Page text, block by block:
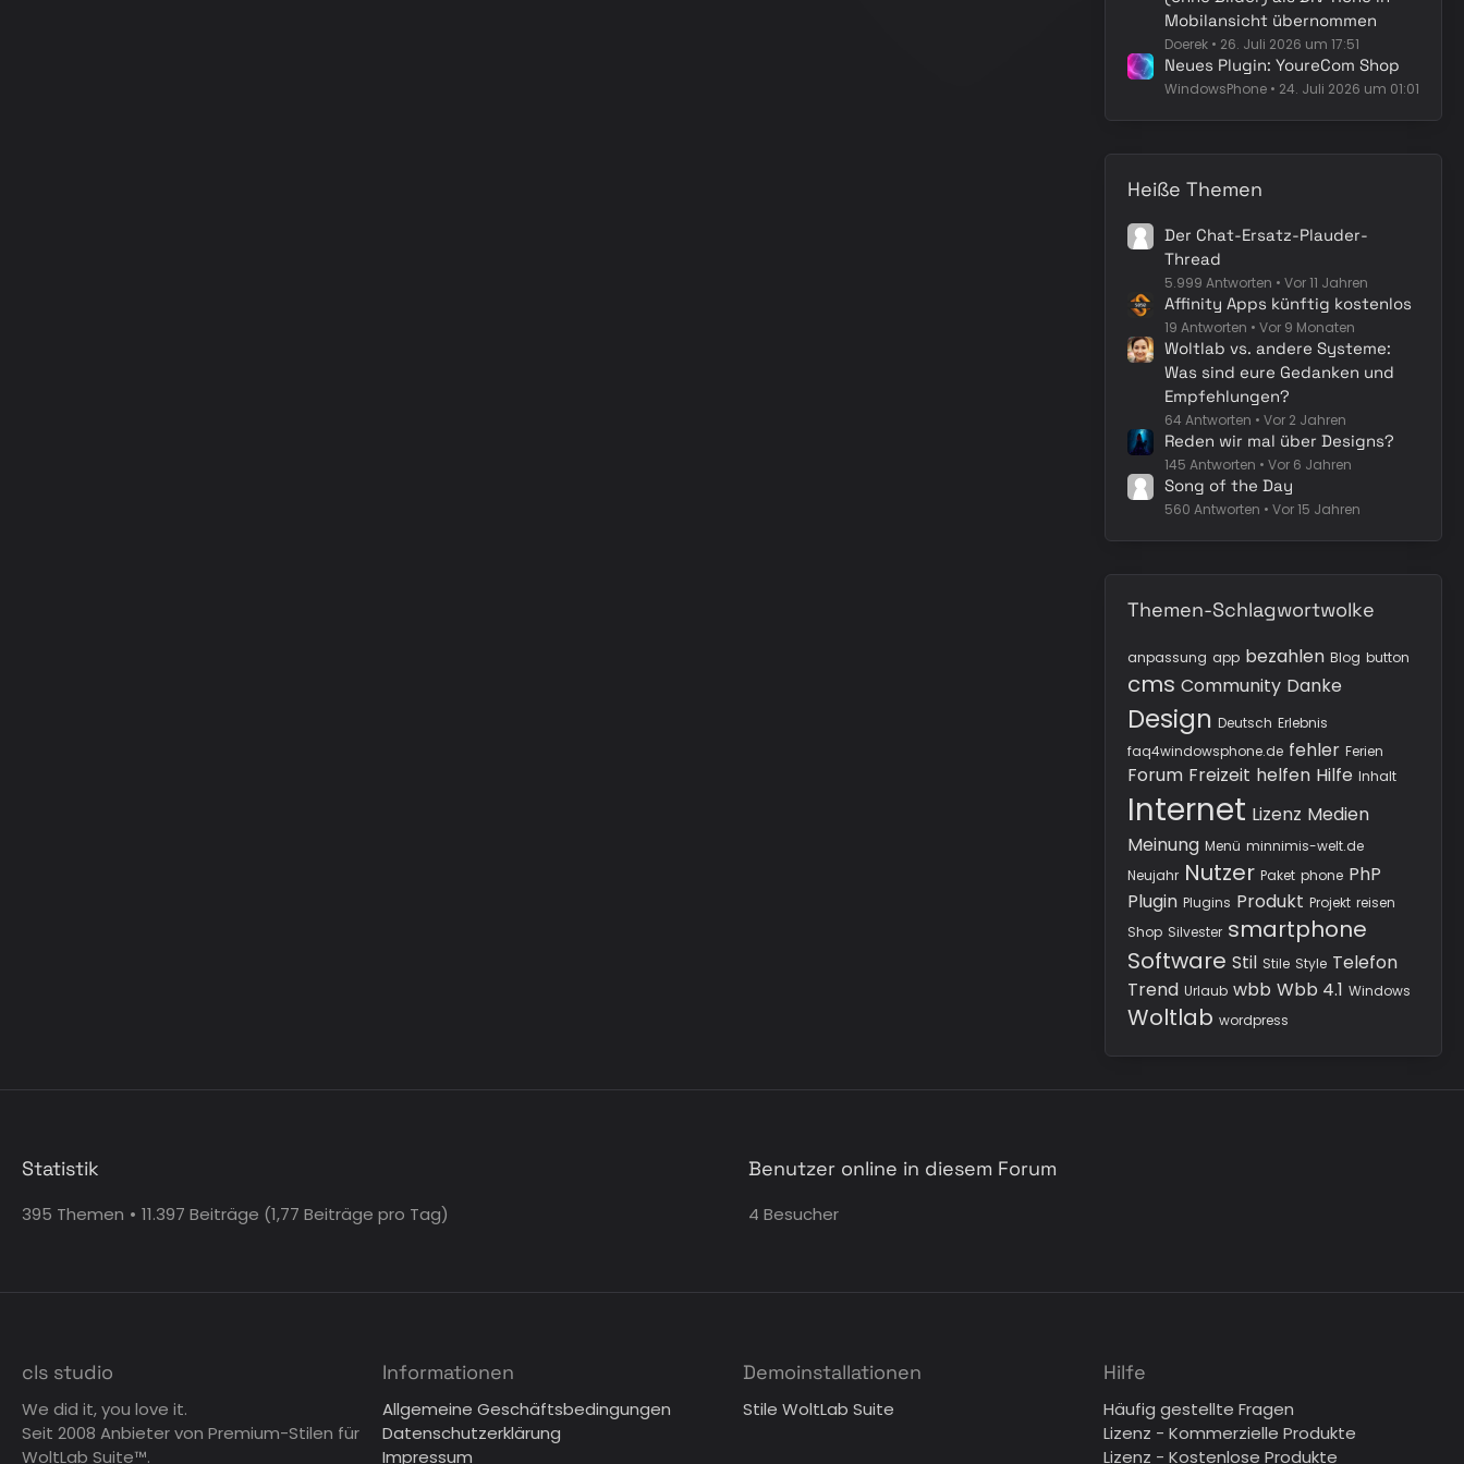
Mobilansicht übernommen
Doerek 26. Juli 2026 um 17:51
Neues Plugin: YoureCom Shop
WindowsPhone 24. Juli 2026 um 01:01
Heiße Themen
Der Chat-Ersatz-Plauder-
Thread
5.999 Antworten Vor 11 Jahren
Affinity Apps künftig kostenlos
19 Antworten Vor 9 Monaten
Woltlab vs. andere Systeme:
Was sind eure Gedanken und
Empfehlungen?
64 Antworten Vor 2 Jahren
Reden wir mal über Designs?
145 Antworten Vor 6 Jahren
Song of the Day
560 Antworten Vor 15 Jahren
Themen-Schlagwortwolke
anpassung app bezahlen Blog button
cms Community Danke
Design Deutsch Erlebnis
faq4windowsphone.de fehler Ferien
Forum Freizeit helfen Hilfe Inhalt
Internet Lizenz Medien
Meinung Menü minnimis-welt.de
Neujahr Nutzer Paket phone PhP
Plugin Plugins Produkt Projekt reisen
Shop Silvester smartphone
Software Stil Stile Style Telefon
Trend Urlaub wbb Wbb 4.1 Windows
Woltlab wordpress
Statistik
395 Themen 11.397 Beiträge (1,77 Beiträge pro Tag)
Benutzer online in diesem Forum
4 Besucher
cls studio
We did it, you love it.
Seit 2008 Anbieter von Premium-Stilen für
WoltLab Suite™.
Informationen
Allgemeine Geschäftsbedingungen
Datenschutzerklärung
Impressum
Demoinstallationen
Stile WoltLab Suite
Hilfe
Häufig gestellte Fragen
Lizenz - Kommerzielle Produkte
Lizenz - Kostenlose Produkte